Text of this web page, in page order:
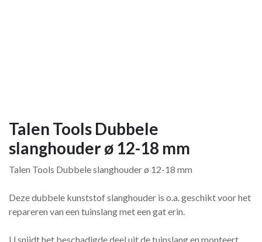
Talen Tools Dubbele
slanghouder ø 12-18 mm
Talen Tools Dubbele slanghouder ø 12-18 mm
Deze dubbele kunststof slanghouder is o.a. geschikt voor het
repareren van een tuinslang met een gat erin.
U snijdt het beschadigde deel uit de tuinslang en monteert